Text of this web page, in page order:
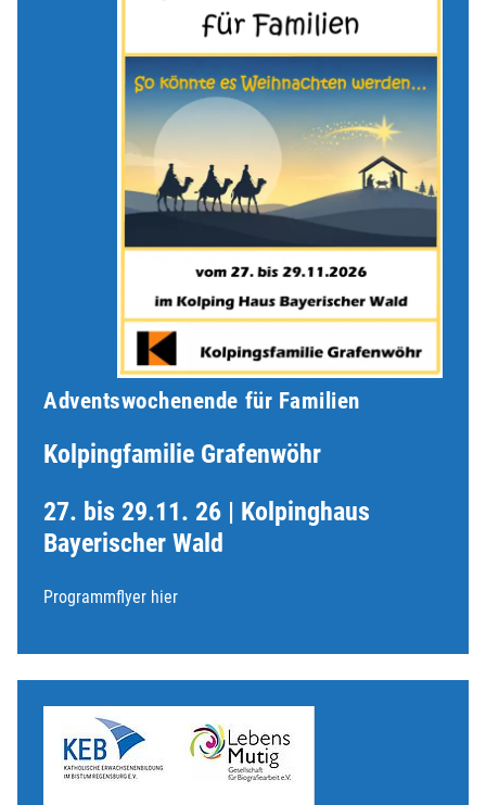
Adventswochenende für Familien
Kolpingfamilie Grafenwöhr
27. bis 29.11. 26 | Kolpinghaus
Bayerischer Wald
Programmflyer hier